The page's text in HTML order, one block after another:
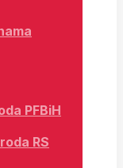
PFBiH
RS